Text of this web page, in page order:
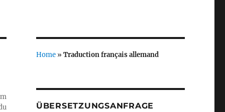
Home» Traduction français allemand
ÜBERSETZUNGSANFRAGE